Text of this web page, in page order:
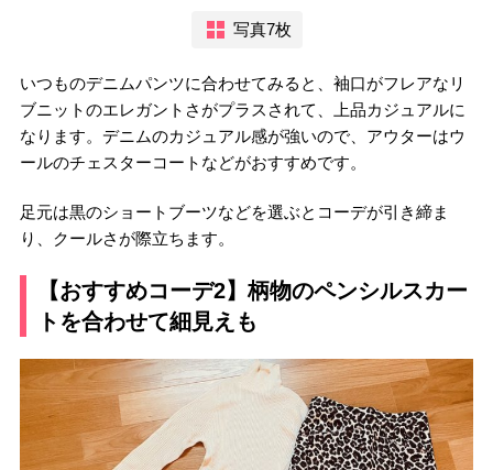
写真7枚
いつものデニムパンツに合わせてみると、袖口がフレアなリ
ブニットのエレガントさがプラスされて、上品カジュアルに
なります。デニムのカジュアル感が強いので、アウターはウ
ールのチェスターコートなどがおすすめです。
足元は黒のショートブーツなどを選ぶとコーデが引き締ま
り、クールさが際立ちます。
【おすすめコーデ2】柄物のペンシルスカー
トを合わせて細見えも